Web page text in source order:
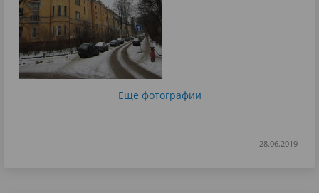
Еще фотографии
28.06.2019